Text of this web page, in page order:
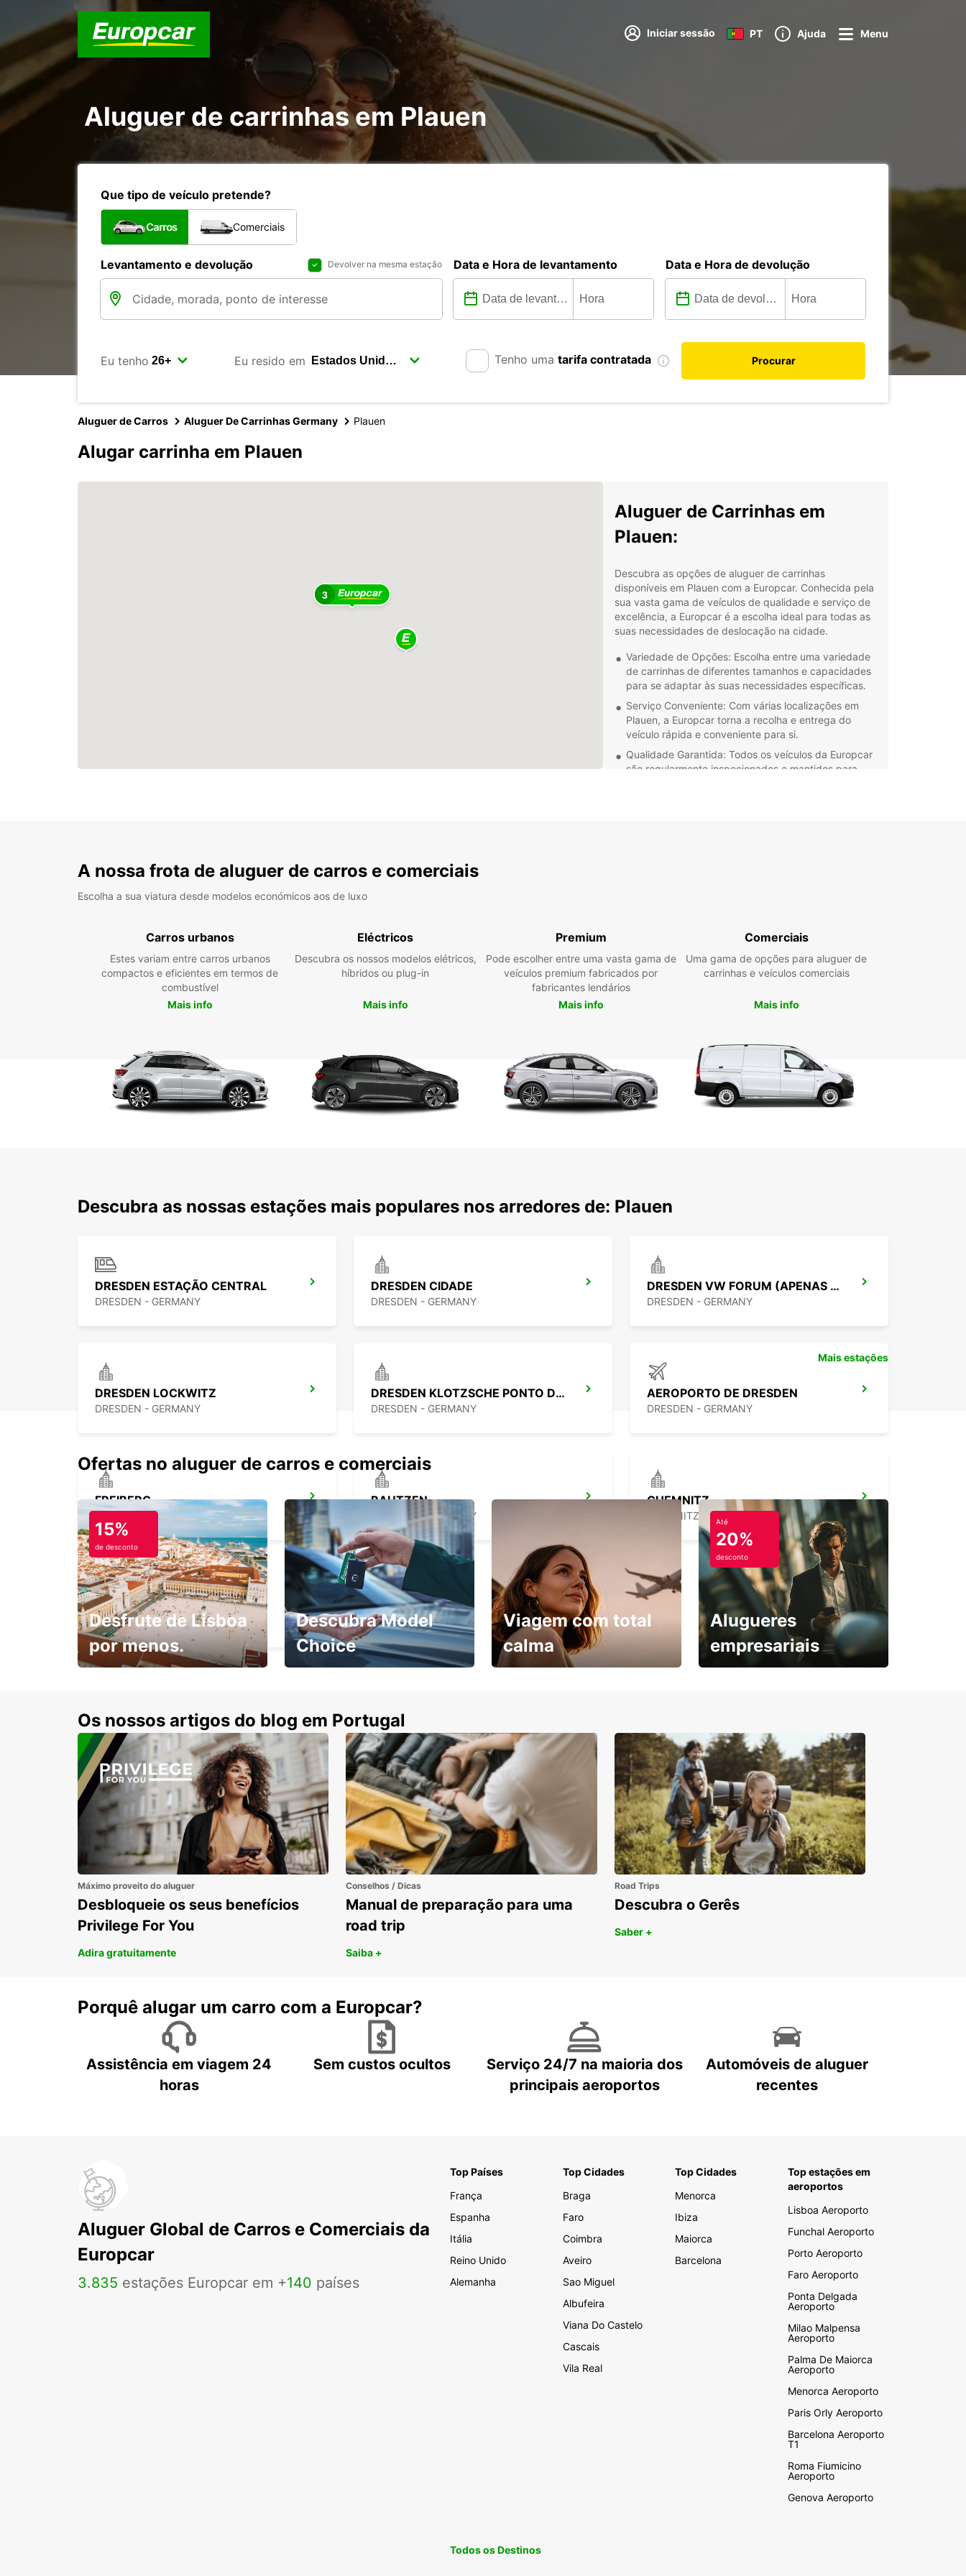
Iniciar sessão PT Ajuda Menu
Aluguer de carrinhas em Plauen
Que tipo de veículo pretende?
Carros Comerciais
Levantamento e devolução Devolver na mesma estação Data e Hora de levantamento Data e Hora de devolução
Eu tenho Eu resido em Tenho uma tarifa contratada Procurar
Aluguer de Carros Aluguer De Carrinhas Germany Plauen
Alugar carrinha em Plauen
3
Aluguer de Carrinhas em
Plauen:
Descubra as opções de aluguer de carrinhas
disponíveis em Plauen com a Europcar. Conhecida pela
sua vasta gama de veículos de qualidade e serviço de
excelência, a Europcar é a escolha ideal para todas as
suas necessidades de deslocação na cidade.
Variedade de Opções: Escolha entre uma variedade
de carrinhas de diferentes tamanhos e capacidades
para se adaptar às suas necessidades específicas.
Serviço Conveniente: Com várias localizações em
Plauen, a Europcar torna a recolha e entrega do
veículo rápida e conveniente para si.
Qualidade Garantida: Todos os veículos da Europcar
são regularmente inspecionados e mantidos para
A nossa frota de aluguer de carros e comerciais
Escolha a sua viatura desde modelos económicos aos de luxo
Carros urbanos
Estes variam entre carros urbanos
compactos e eficientes em termos de
combustível
Mais info
Eléctricos
Descubra os nossos modelos elétricos,
híbridos ou plug-in
Mais info
Premium
Pode escolher entre uma vasta gama de
veículos premium fabricados por
fabricantes lendários
Mais info
Comerciais
Uma gama de opções para aluguer de
carrinhas e veículos comerciais
Mais info
Descubra as nossas estações mais populares nos arredores de: Plauen
DRESDEN ESTAÇÃO CENTRAL
DRESDEN - GERMANY
DRESDEN CIDADE
DRESDEN - GERMANY
DRESDEN VW FORUM (APENAS DEVOLUÇÃO)
DRESDEN - GERMANY
DRESDEN LOCKWITZ
DRESDEN - GERMANY
DRESDEN KLOTZSCHE PONTO DE SERVIÇO
DRESDEN - GERMANY
AEROPORTO DE DRESDEN
DRESDEN - GERMANY
FREIBERG
FREIBERG / SACHSEN - GERMANY
BAUTZEN
BAUTZEN - GERMANY
CHEMNITZ
CHEMNITZ - GERMANY
COTTBUS
COTTBUS - GERMANY
Mais estações
Ofertas no aluguer de carros e comerciais
15%
de desconto
Desfrute de Lisboa
por menos.
Descubra Model
Choice
Viagem com total
calma
Até
20%
desconto
Alugueres
empresariais
Os nossos artigos do blog em Portugal
Máximo proveito do aluguer
Desbloqueie os seus benefícios
Privilege For You
Adira gratuitamente
Conselhos / Dicas
Manual de preparação para uma
road trip
Saiba +
Road Trips
Descubra o Gerês
Saber +
Porquê alugar um carro com a Europcar?
Assistência em viagem 24
horas
Sem custos ocultos
Serviço 24/7 na maioria dos
principais aeroportos
Automóveis de aluguer
recentes
Aluguer Global de Carros e Comerciais da
Europcar
3.835 estações Europcar em +140 países
Top Países
França
Espanha
Itália
Reino Unido
Alemanha
Top Cidades
Braga
Faro
Coimbra
Aveiro
Sao Miguel
Albufeira
Viana Do Castelo
Cascais
Vila Real
Top Cidades
Menorca
Ibiza
Maiorca
Barcelona
Top estações em
aeroportos
Lisboa Aeroporto
Funchal Aeroporto
Porto Aeroporto
Faro Aeroporto
Ponta Delgada
Aeroporto
Milao Malpensa
Aeroporto
Palma De Maiorca
Aeroporto
Menorca Aeroporto
Paris Orly Aeroporto
Barcelona Aeroporto
T1
Roma Fiumicino
Aeroporto
Genova Aeroporto
Todos os Destinos